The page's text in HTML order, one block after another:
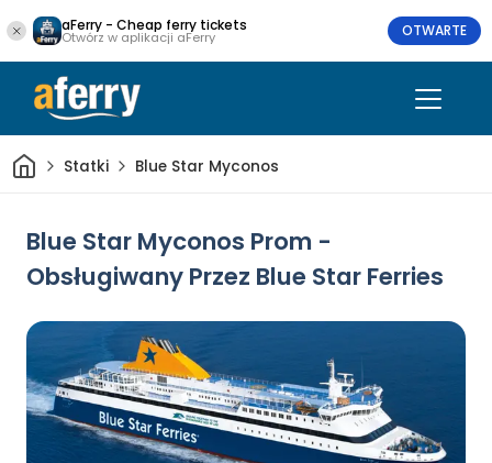
aFerry - Cheap ferry tickets
Otwórz w aplikacji aFerry OTWARTE
DomStatki Blue Star Myconos
Blue Star Myconos Prom -
Obsługiwany Przez Blue Star Ferries